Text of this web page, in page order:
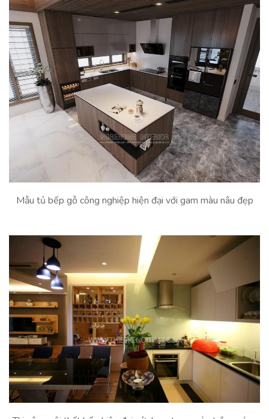
Mẫu tủ bếp gỗ công nghiệp hiện đại với gam màu nâu đẹp